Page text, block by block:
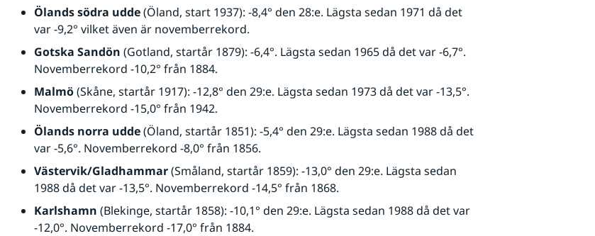
Ölands södra udde (Öland, start 1937): -8,4° den 28:e. Lägsta sedan 1971 då det
var -9,2° vilket även är novemberrekord.
Gotska Sandön (Gotland, startår 1879): -6,4°. Lägsta sedan 1965 då det var -6,7°.
Novemberrekord -10,2° från 1884.
Malmö (Skåne, startår 1917): -12,8° den 29:e. Lägsta sedan 1973 då det var -13,5°.
Novemberrekord -15,0° från 1942.
Ölands norra udde (Öland, startår 1851): -5,4° den 29:e. Lägsta sedan 1988 då det
var -5,6°. Novemberrekord -8,0° från 1856.
Västervik/Gladhammar (Småland, startår 1859): -13,0° den 29:e. Lägsta sedan
1988 då det var -13,5°. Novemberrekord -14,5° från 1868.
Karlshamn (Blekinge, startår 1858): -10,1° den 29:e. Lägsta sedan 1988 då det var
-12,0°. Novemberrekord -17,0° från 1884.